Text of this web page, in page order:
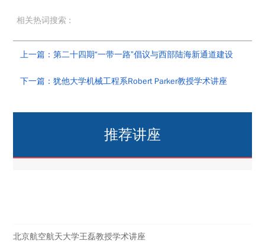
相关热词搜索 :
上一篇：第二十四期“一带一路”倡议与西部陆海新通道建设
下一篇：犹他大学机械工程系Robert Parker教授学术讲座
推荐讲座
北京航空航天大学王磊教授学术讲座